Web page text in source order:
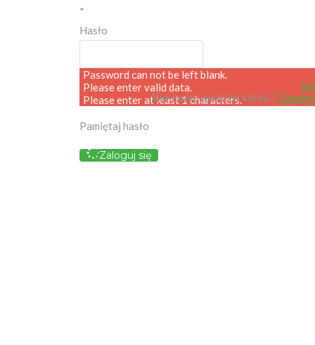
*
Hasło
Password can not be left blank.
Please enter valid data.
Please enter at least 1 characters.
Pamiętaj hasło
Zaloguj się
Nie masz jeszcze konta?